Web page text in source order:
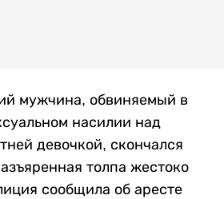
мужчина, обвиняемый в
насилии над
девочкой, скончался
толпа жестоко
сообщила об аресте